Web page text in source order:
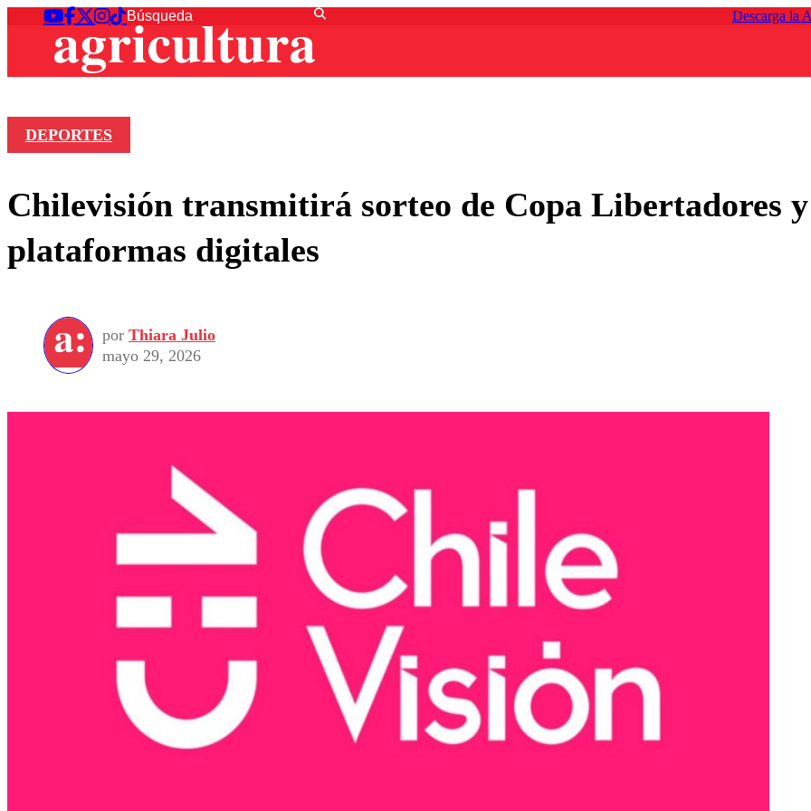
Descarga la
DEPORTES
Chilevisión transmitirá sorteo de Copa Libertadores
plataformas digitales
por Thiara Julio
mayo 29, 2026